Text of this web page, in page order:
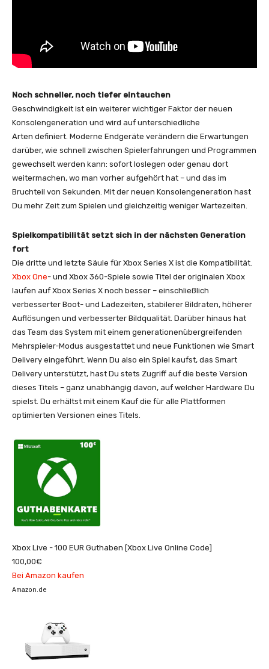
Noch schneller, noch tiefer eintauchen
Geschwindigkeit ist ein weiterer wichtiger Faktor der neuen
Konsolengeneration und wird auf unterschiedliche
Arten definiert. Moderne Endgeräte verändern die Erwartungen
darüber, wie schnell zwischen Spielerfahrungen und Programmen
gewechselt werden kann: sofort loslegen oder genau dort
weitermachen, wo man vorher aufgehört hat – und das im
Bruchteil von Sekunden. Mit der neuen Konsolengeneration hast
Du mehr Zeit zum Spielen und gleichzeitig weniger Wartezeiten.
Spielkompatibilität setzt sich in der nächsten Generation
fort
Die dritte und letzte Säule für Xbox Series X ist die Kompatibilität.
Xbox One- und Xbox 360-Spiele sowie Titel der originalen Xbox
laufen auf Xbox Series X noch besser – einschließlich
verbesserter Boot- und Ladezeiten, stabilerer Bildraten, höherer
Auflösungen und verbesserter Bildqualität. Darüber hinaus hat
das Team das System mit einem generationenübergreifenden
Mehrspieler-Modus ausgestattet und neue Funktionen wie Smart
Delivery eingeführt. Wenn Du also ein Spiel kaufst, das Smart
Delivery unterstützt, hast Du stets Zugriff auf die beste Version
dieses Titels – ganz unabhängig davon, auf welcher Hardware Du
spielst. Du erhältst mit einem Kauf die für alle Plattformen
optimierten Versionen eines Titels.
Xbox Live - 100 EUR Guthaben [Xbox Live Online Code]
100,00€
Bei Amazon kaufen
Amazon.de